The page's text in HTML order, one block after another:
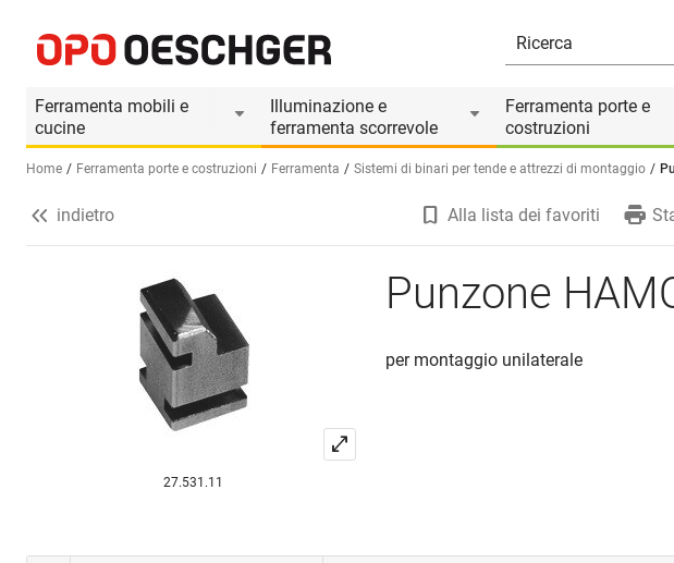
Ferramenta mobili e
cucine
Illuminazione e
ferramenta scorrevole
Ferramenta porte e
costruzioni
Seleziona una lingua (IT)
Home Ferramenta porte e costruzioni Ferramenta Sistemi di binari per tende e attrezzi di montaggio
Informazioni prodotto
Il prodotto è accessorio di
indietro Alla lista dei favoriti
27.531.11
Punzone
per montaggio unilaterale